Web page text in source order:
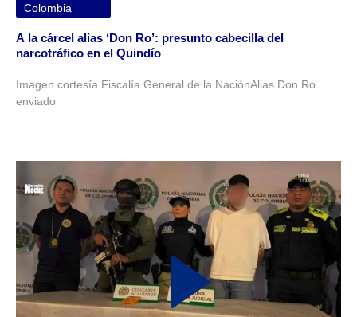
Colombia
A la cárcel alias ‘Don Ro’: presunto cabecilla del
narcotráfico en el Quindío
Imagen cortesía Fiscalía General de la NaciónAlias Don Ro
enviado